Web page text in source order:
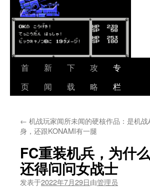
首
页
新
闻
下
载
攻
略
专
栏
← 机战玩家闻所未闻的硬核作品：是机
身，还跟KONAMI有一腿
FC重装机兵，为什
还得问问女战士
发表于2022年7月29日由管理员